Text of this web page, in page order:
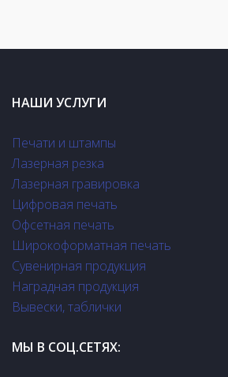
НАШИ УСЛУГИ
Печати и штампы
Лазерная резка
Лазерная гравировка
Цифровая печать
Офсетная печать
Широкоформатная печать
Сувенирная продукция
Наградная продукция
Вывески, таблички
МЫ В СОЦ.СЕТЯХ: